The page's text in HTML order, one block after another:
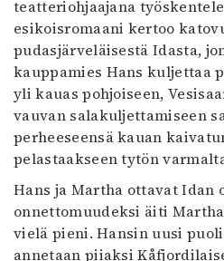
Levyt
Kirjat
In
4/2026
2–3/2026
1/2026
teatteriohjaajana
esikoisromaani kertoo
pudasjärveläisestä Idasta,
kauppamies Hans kuljettaa
yli kauas pohjoiseen,
vauvan salakuljettamiseen
perheeseensä kauan
pelastaakseen tytön
Hans ja Martha ottavat Idan
onnettomuudeksi äiti
vielä pieni. Hansin uusi
annetaan piiaksi